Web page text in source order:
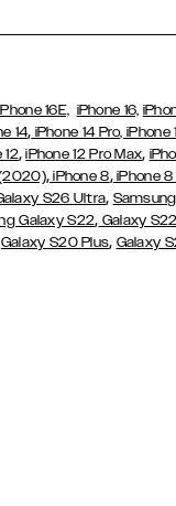
16E, iPhone 16,
14, iPhone 14 Pro, iPhone
12,iPhone 12 Pro Max,
,iPhone 8,iPhone 8
S26 Ultra,
Galaxy S22, Galaxy
Galaxy S20 Plus, Galaxy